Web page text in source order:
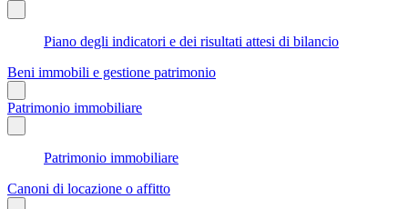
Piano degli indicatori e dei risultati attesi di bilancio
Beni immobili e gestione patrimonio
Patrimonio immobiliare
Patrimonio immobiliare
Canoni di locazione o affitto